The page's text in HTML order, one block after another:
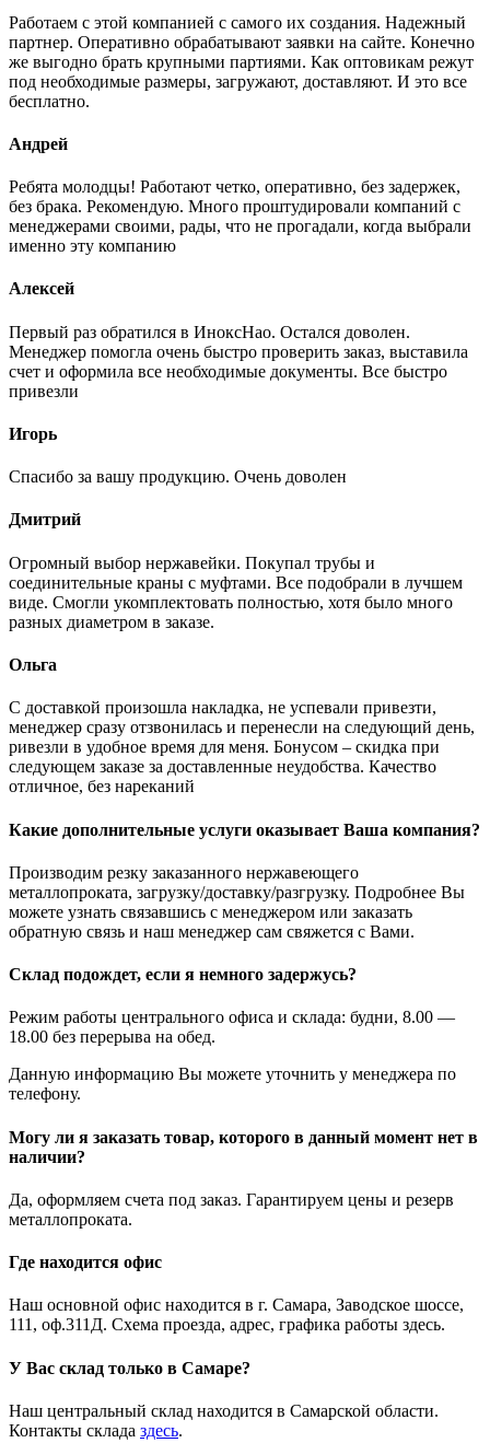
Работаем с этой компанией с самого их создания. Надежный
партнер. Оперативно обрабатывают заявки на сайте. Конечно
же выгодно брать крупными партиями. Как оптовикам режут
под необходимые размеры, загружают, доставляют. И это все
бесплатно.
Андрей
Ребята молодцы! Работают четко, оперативно, без задержек,
без брака. Рекомендую. Много проштудировали компаний с
менеджерами своими, рады, что не прогадали, когда выбрали
именно эту компанию
Алексей
Первый раз обратился в ИноксНао. Остался доволен.
Менеджер помогла очень быстро проверить заказ, выставила
счет и оформила все необходимые документы. Все быстро
привезли
Игорь
Спасибо за вашу продукцию. Очень доволен
Дмитрий
Огромный выбор нержавейки. Покупал трубы и
соединительные краны с муфтами. Все подобрали в лучшем
виде. Смогли укомплектовать полностью, хотя было много
разных диаметром в заказе.
Ольга
С доставкой произошла накладка, не успевали привезти,
менеджер сразу отзвонилась и перенесли на следующий день,
ривезли в удобное время для меня. Бонусом – скидка при
следующем заказе за доставленные неудобства. Качество
отличное, без нареканий
Какие дополнительные услуги оказывает Ваша компания?
Производим резку заказанного нержавеющего
металлопроката, загрузку/доставку/разгрузку. Подробнее Вы
можете узнать связавшись с менеджером или заказать
обратную связь и наш менеджер сам свяжется с Вами.
Склад подождет, если я немного задержусь?
Режим работы центрального офиса и склада: будни, 8.00 —
18.00 без перерыва на обед.
Данную информацию Вы можете уточнить у менеджера по
телефону.
Могу ли я заказать товар, которого в данный момент нет в
наличии?
Да, оформляем счета под заказ. Гарантируем цены и резерв
металлопроката.
Где находится офис
Наш основной офис находится в г. Самара, Заводское шоссе,
111, оф.311Д. Схема проезда, адрес, графика работы здесь.
У Вас склад только в Самаре?
Наш центральный склад находится в Самарской области.
Контакты склада здесь.